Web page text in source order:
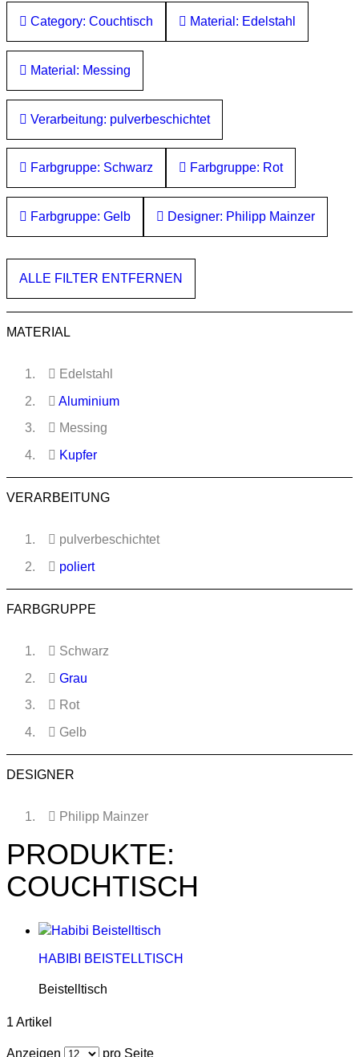
Category: Couchtisch Material: Edelstahl
Material: Messing
Verarbeitung: pulverbeschichtet
Farbgruppe: Schwarz Farbgruppe: Rot
Farbgruppe: Gelb Designer: Philipp Mainzer
ALLE FILTER ENTFERNEN
MATERIAL
Edelstahl
Aluminium
Messing
Kupfer
VERARBEITUNG
pulverbeschichtet
poliert
FARBGRUPPE
Schwarz
Grau
Rot
Gelb
DESIGNER
Philipp Mainzer
PRODUKTE:
COUCHTISCH
HABIBI BEISTELLTISCH
Beistelltisch
1 Artikel
Anzeigen pro Seite